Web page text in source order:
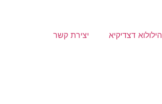
הילולוא דצדיקיא יצירת קשר